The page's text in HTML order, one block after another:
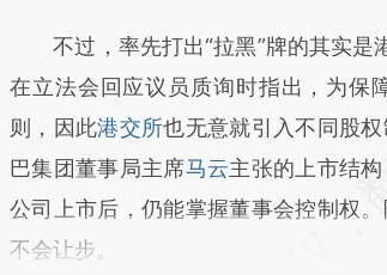
不过，率先打出“拉黑”牌的其实是
在立法会回应议员质询时指出，为保
则，因此港交所也无意就引入不同股
巴集团董事局主席马云主张的上市结
公司上市后，仍能掌握董事会控制权
不会让步。